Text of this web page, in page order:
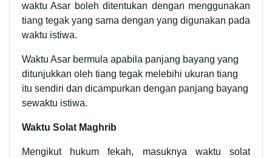
waktu Asar boleh ditentukan dengan menggunakan
tiang tegak yang sama dengan yang digunakan pada
waktu istiwa.
Waktu Asar bermula apabila panjang bayang yang
ditunjukkan oleh tiang tegak melebihi ukuran tiang
itu sendiri dan dicampurkan dengan panjang bayang
sewaktu istiwa.
Waktu Solat Maghrib
Mengikut hukum fekah, masuknya waktu solat